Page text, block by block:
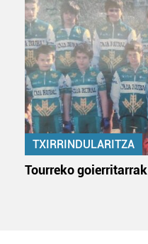
TXIRRINDULARITZA
Tourreko goierritarrak